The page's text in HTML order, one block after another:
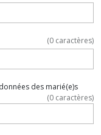
(0 caractères)
des marié(e)s
(0 caractères)